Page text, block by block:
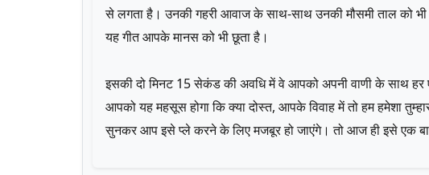
से लगता है। उनकी गहरी आवाज के साथ-साथ उनकी मौसमी ताल को
यह गीत आपके मानस को भी छूता है।
इसकी दो मिनट 15 सेकंड की अवधि में वे आपको अपनी वाणी के साथ
आपको यह महसूस होगा कि क्या दोस्त, आपके विवाह में तो हम हमेशा
सुनकर आप इसे प्ले करने के लिए मजबूर हो जाएंगे। तो आज ही इसे एक